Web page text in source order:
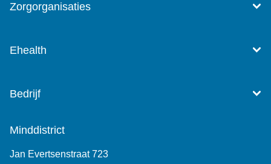
Zorgorganisaties
Ehealth
Bedrijf
Minddistrict
Jan Evertsenstraat 723